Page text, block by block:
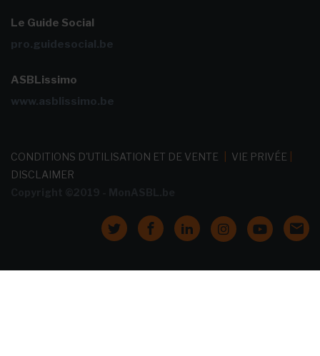
Le Guide Social
pro.guidesocial.be
ASBLissimo
www.asblissimo.be
CONDITIONS D'UTILISATION ET DE VENTE VIE PRIVÉE
DISCLAIMER